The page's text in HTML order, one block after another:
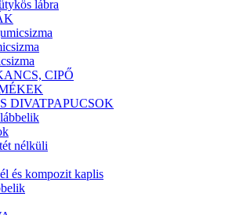
lábra
CIPŐ
DIVATPAPUCSOK
nélküli
és kompozit kaplis